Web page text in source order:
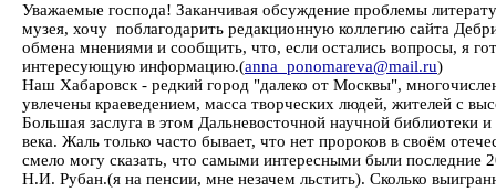
Уважаемые господа! Заканчивая обсуждение проблемы
музея, хочу поблагодарить редакционную коллегию сайта
обмена мнениями и сообщить, что, если остались вопросы, я
интересующую информацию.(anna_ponomareva@mail.ru)
Наш Хабаровск - редкий город "далеко от Москвы",
увлечены краеведением, масса творческих людей, жителей с
Большая заслуга в этом Дальневосточной научной библиотеки
века. Жаль только часто бывает, что нет пророков в своём
смело могу сказать, что самыми интересными были последние
Н.И. Рубан.(я на пенсии, мне незачем льстить). Сколько